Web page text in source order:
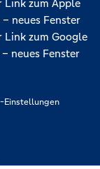
Einstellungen